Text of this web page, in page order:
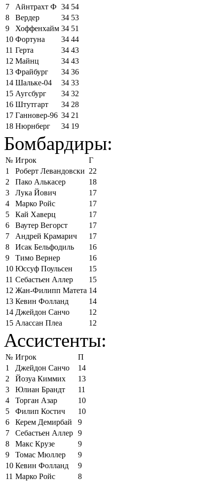
7 Айнтрахт Ф 34 54
8
Вердер 34 53
9
Хоффенхайм 34 51
10 Фортуна 34 44
11 Герта 34 43
12 Майнц 34 43
13 Фрайбург 34 36
14 Шальке-04 34 33
15 Аугсбург 34 32
16 Штутгарт 34 28
17 Ганновер-96 34 21
18 Нюрнберг 34 19
Бомбардиры:
№ Игрок
Г
1
Роберт Левандовски 22
2
Пако Алькасер
18
3
Лука Йович
17
4
Марко Ройс
17
5
Кай Хаверц
17
6
Ваутер Вегорст
17
7
Андрей Крамарич
17
8
Исак Бельфодиль
16
9
Тимо Вернер
16
10 Юссуф Поульсен
15
11 Себастьен Аллер
15
12 Жан-Филипп Матета 14
13 Кевин Фолланд
14
14 Джейдон Санчо
12
15 Алассан Плеа 12
Ассистенты:
№ Игрок
П
1
Джейдон Санчо
14
2
Йозуа Киммих
13
3
Юлиан Брандт
11
4
Торган Азар
10
5
Филип Костич
10
6
Керем Демирбай
9
7
Себастьен Аллер 9
8
Макс Крузе
9
9
Томас Мюллер
9
10 Кевин Фолланд
9
11 Марко Ройс
8